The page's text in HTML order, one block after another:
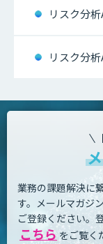
リスク分
リスク分
業務の課題解決に
す。 メールマガジ
ご登録ください。
こちら をご覧く